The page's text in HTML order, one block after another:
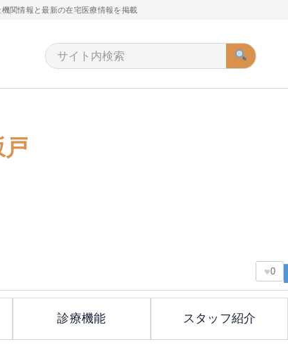
関情報と最新の在宅医療情報を掲載
♥0
診療機能 スタッフ紹介